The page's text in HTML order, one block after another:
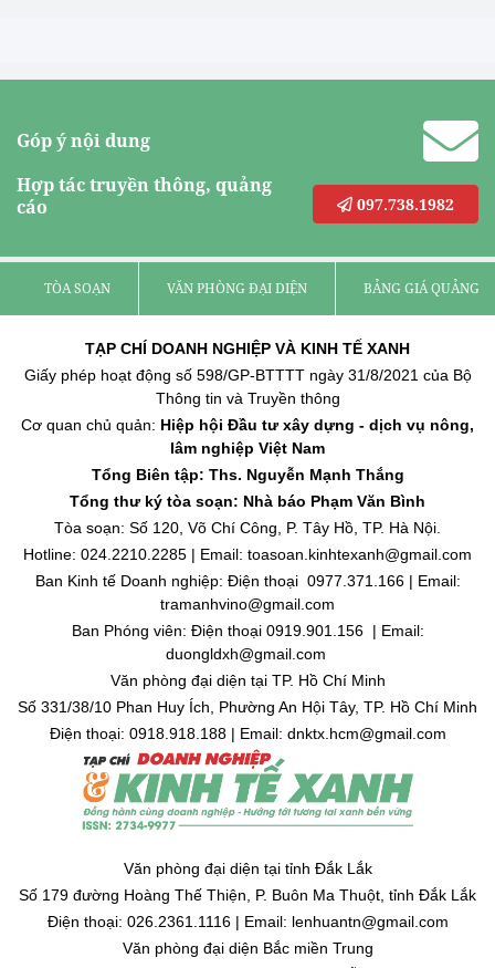
Góp ý nội dung
Hợp tác truyền thông, quảng
cáo
097.738.1982
TÒA SOẠN VĂN PHÒNG ĐẠI DIỆN BẢNG GIÁ QUẢNG
TẠP CHÍ DOANH NGHIỆP VÀ KINH TẾ XANH
Giấy phép hoạt động số 598/GP-BTTTT ngày 31/8/2021 của Bộ
Thông tin và Truyền thông
Cơ quan chủ quản: Hiệp hội Đầu tư xây dựng - dịch vụ nông,
lâm nghiệp Việt Nam
Tổng Biên tập: Ths. Nguyễn Mạnh Thắng
Tổng thư ký tòa soạn: Nhà báo Phạm Văn Bình
Tòa soạn: Số 120, Võ Chí Công, P. Tây Hồ, TP. Hà Nội.
Hotline: 024.2210.2285 | Email: toasoan.kinhtexanh@gmail.com
Ban Kinh tế Doanh nghiệp: Điện thoại 0977.371.166 | Email:
tramanhvino@gmail.com
Ban Phóng viên: Điện thoại 0919.901.156 | Email:
duongldxh@gmail.com
Văn phòng đại diện tại TP. Hồ Chí Minh
Số 331/38/10 Phan Huy Ích, Phường An Hội Tây, TP. Hồ Chí Minh
Điện thoại: 0918.918.188 | Email: dnktx.hcm@gmail.com
Văn phòng đại diện tại tỉnh Đắk Lắk
Số 179 đường Hoàng Thế Thiện, P. Buôn Ma Thuột, tỉnh Đắk Lắk
Điện thoại: 026.2361.1116 | Email: lenhuantn@gmail.com
Văn phòng đại diện Bắc miền Trung